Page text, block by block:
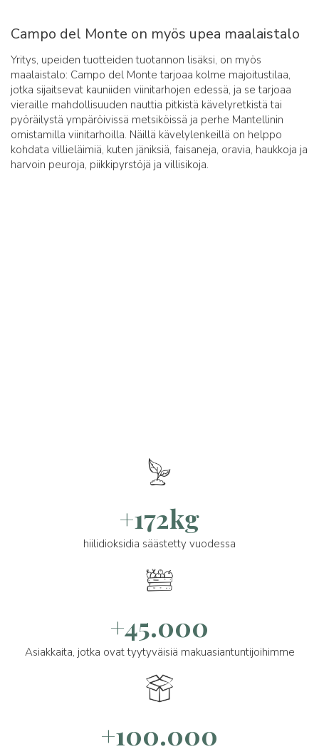
Campo del Monte on myös upea maalaistalo
Yritys, upeiden tuotteiden tuotannon lisäksi, on myös
maalaistalo: Campo del Monte tarjoaa kolme majoitustilaa,
jotka sijaitsevat kauniiden viinitarhojen edessä, ja se tarjoaa
vieraille mahdollisuuden nauttia pitkistä kävelyretkistä tai
pyöräilystä ympäröivissä metsiköissä ja perhe Mantellinin
omistamilla viinitarhoilla. Näillä kävelylenkeillä on helppo
kohdata villieläimiä, kuten jäniksiä, faisaneja, oravia, haukkoja ja
harvoin peuroja, piikkipyrstöjä ja villisikoja.
+172kg
hiilidioksidia säästetty vuodessa
+45.000
Asiakkaita, jotka ovat tyytyväisiä makuasiantuntijoihimme
+100.000